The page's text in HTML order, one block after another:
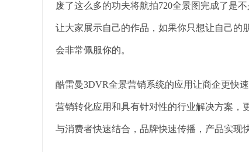
废了这么多的功夫将航拍720全景图完成了是
让大家展示自己的作品，如果你只想让自己的
会非常佩服你的。
酷雷曼3DVR全景营销系统的应用让商企更快
营销转化应用和具有针对性的行业解决方案，
与消费者快速结合，品牌快速传播，产品实现